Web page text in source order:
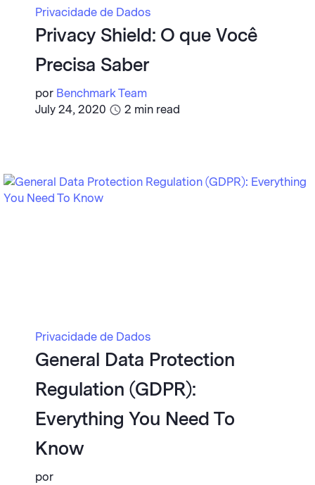
Privacidade de Dados
Privacy Shield: O que Você
Precisa Saber
por Benchmark Team
July 24, 2020
2 min read
Privacidade de Dados
General Data Protection
Regulation (GDPR):
Everything You Need To
Know
por